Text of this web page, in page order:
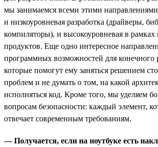
мы занимаемся всеми этими
и низкоуровневая разработка (драйверы,
компиляторы), и высокоуровневая в рамках
продуктов. Еще одно интересное
программных возможностей для конечного
которые помогут ему заняться решением
проблем и не думать о том, на какой
исполняться код. Кроме того, мы уделяем
вопросам безопасности: каждый элемент,
отвечает современным требованиям.
— Получается, если на ноутбуке есть